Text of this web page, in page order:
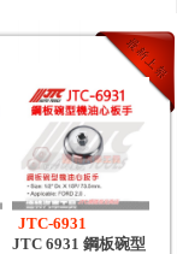
JTC-6931
JTC 6931 鋼板碗型